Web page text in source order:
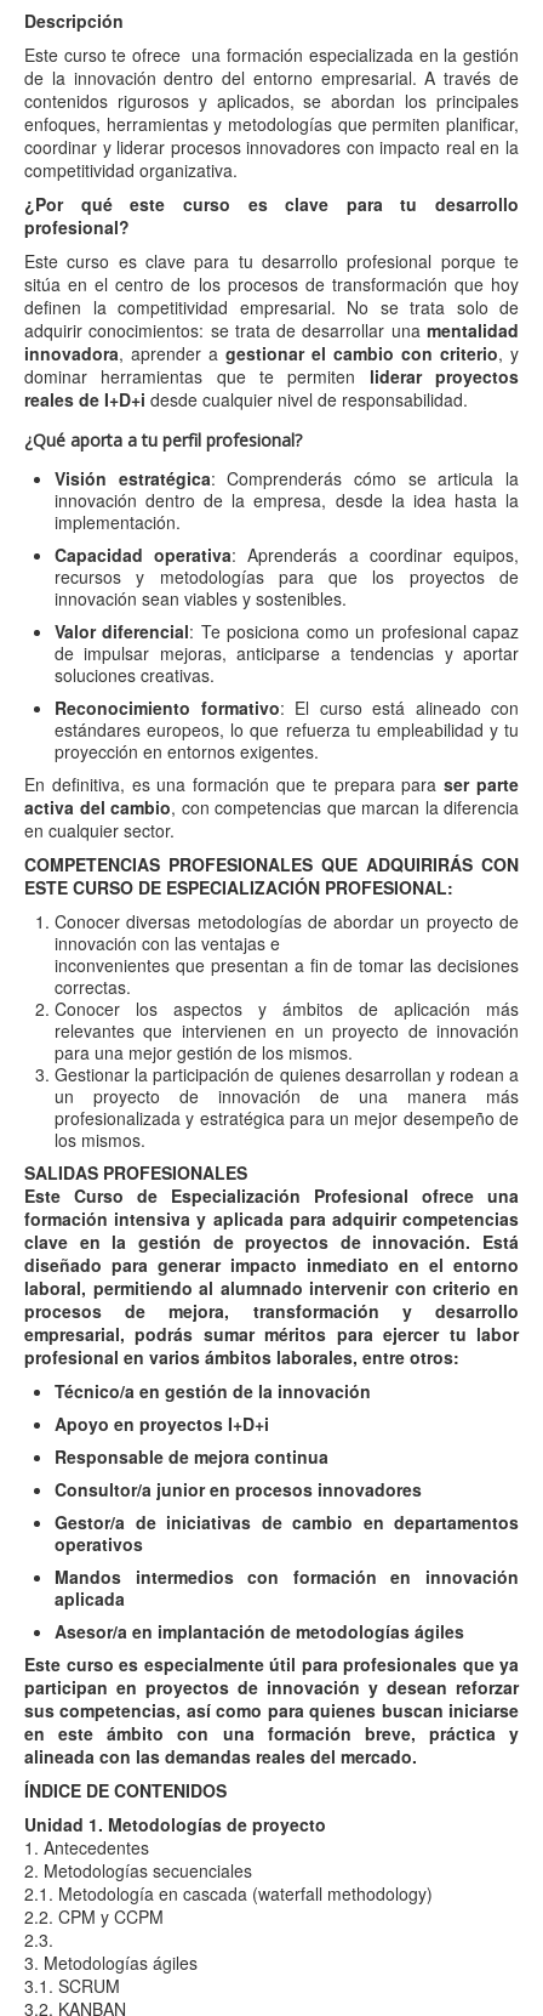
Descripción
Este curso te ofrece una formación especializada en la gestión
de la innovación dentro del entorno empresarial. A través de
contenidos rigurosos y aplicados, se abordan los principales
enfoques, herramientas y metodologías que permiten planificar,
coordinar y liderar procesos innovadores con impacto real en la
competitividad organizativa.
¿Por qué este curso es clave para tu desarrollo
profesional?
Este curso es clave para tu desarrollo profesional porque te
sitúa en el centro de los procesos de transformación que hoy
definen la competitividad empresarial. No se trata solo de
adquirir conocimientos: se trata de desarrollar una mentalidad
innovadora, aprender a gestionar el cambio con criterio, y
dominar herramientas que te permiten liderar proyectos
reales de I+D+i desde cualquier nivel de responsabilidad.
¿Qué aporta a tu perfil profesional?
Visión estratégica: Comprenderás cómo se articula la
innovación dentro de la empresa, desde la idea hasta la
implementación.
Capacidad operativa: Aprenderás a coordinar equipos,
recursos y metodologías para que los proyectos de
innovación sean viables y sostenibles.
Valor diferencial: Te posiciona como un profesional capaz
de impulsar mejoras, anticiparse a tendencias y aportar
soluciones creativas.
Reconocimiento formativo: El curso está alineado con
estándares europeos, lo que refuerza tu empleabilidad y tu
proyección en entornos exigentes.
En definitiva, es una formación que te prepara paraser parte
activa del cambio, con competencias que marcan la diferencia
en cualquier sector.
COMPETENCIAS PROFESIONALES QUE ADQUIRIRÁS CON
ESTE CURSO DE ESPECIALIZACIÓN PROFESIONAL:
Conocer diversas metodologías de abordar un proyecto de
innovación con las ventajas e
inconvenientes que presentan a fin de tomar las decisiones
correctas.
Conocer los aspectos y ámbitos de aplicación más
relevantes que intervienen en un proyecto de innovación
para una mejor gestión de los mismos.
Gestionar la participación de quienes desarrollan y rodean a
un proyecto de innovación de una manera más
profesionalizada y estratégica para un mejor desempeño de
los mismos.
SALIDAS PROFESIONALES
Este Curso de Especialización Profesional ofrece una
formación intensiva y aplicada para adquirir competencias
clave en la gestión de proyectos de innovación. Está
diseñado para generar impacto inmediato en el entorno
laboral, permitiendo al alumnado intervenir con criterio en
procesos de mejora, transformación y desarrollo
empresarial, podrás sumar méritos para ejercer tu labor
profesional en varios ámbitos laborales, entre otros:
Técnico/a en gestión de la innovación
Apoyo en proyectos I+D+i
Responsable de mejora continua
Consultor/a junior en procesos innovadores
Gestor/a de iniciativas de cambio en departamentos
operativos
Mandos intermedios con formación en innovación
aplicada
Asesor/a en implantación de metodologías ágiles
Este curso es especialmente útil para profesionales que ya
participan en proyectos de innovación y desean reforzar
sus competencias, así como para quienes buscan iniciarse
en este ámbito con una formación breve, práctica y
alineada con las demandas reales del mercado.
ÍNDICE DE CONTENIDOS
Unidad 1. Metodologías de proyecto
1. Antecedentes
2. Metodologías secuenciales
2.1. Metodología en cascada (waterfall methodology)
2.2. CPM y CCPM
2.3.
3. Metodologías ágiles
3.1. SCRUM
3.2. KANBAN